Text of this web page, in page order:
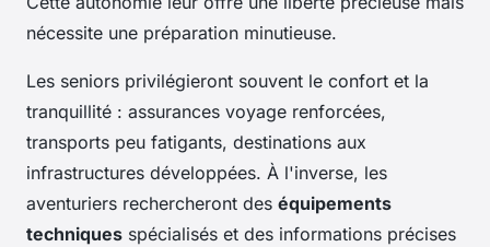
nécessite une préparation minutieuse.
Les seniors privilégieront souvent le confort et la
tranquillité : assurances voyage renforcées,
transports peu fatigants, destinations aux
infrastructures développées. À l'inverse, les
aventuriers rechercheront des équipements
techniques spécialisés et des informations précises